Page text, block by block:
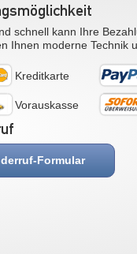
schnell kann Ihre
Ihnen moderne Technik
Kreditkarte
Vorauskasse
Formular